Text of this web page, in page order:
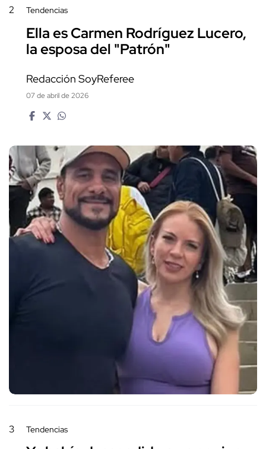
2 Tendencias
Ella es Carmen Rodríguez Lucero,
la esposa del "Patrón"
Redacción SoyReferee
07 de abril de 2026
3 Tendencias